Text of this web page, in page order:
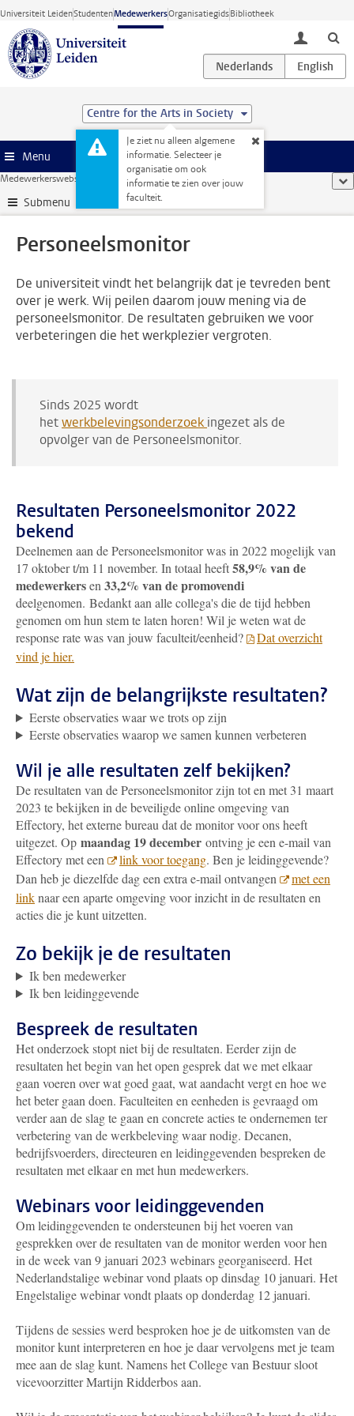
Ga direct naar de inhoud
Universiteit LeidenStudentenMedewerkersOrganisatiegidsBibliotheek
toggle
Centre for the Arts in Society
Je ziet nu alleen algemene
informatie. Selecteer je
organisatie om ook
informatie te zien over jouw
faculteit.
Menu
Medewerkerswebsite Personeelsmonitor
Submenu
Personeelsmonitor
De universiteit vindt het belangrijk dat je tevreden bent
over je werk. Wij peilen daarom jouw mening via de
personeelsmonitor. De resultaten gebruiken we voor
verbeteringen die het werkplezier vergroten.
Sinds 2025 wordt
hetwerkbelevingsonderzoek ingezet als de
opvolger van de Personeelsmonitor.
Resultaten Personeelsmonitor 2022
bekend
Deelnemen aan de Personeelsmonitor was in 2022 mogelijk van
17 oktober t/m 11 november. In totaal heeft58,9% van de
medewerkersen 33,2% van de promovendi
deelgenomen. Bedankt aan alle collega's die de tijd hebben
genomen om hun stem te laten horen! Wil je weten wat de
response rate was van jouw faculteit/eenheid?
Dat overzicht
vind je hier.
Wat zijn de belangrijkste resultaten?
Eerste observaties waar we trots op zijn
Eerste observaties waarop we samen kunnen verbeteren
Wil je alle resultaten zelf bekijken?
De resultaten van de Personeelsmonitor zijn tot en met 31 maart
2023 te bekijken in de beveiligde online omgeving van
Effectory, het externe bureau dat de monitor voor ons heeft
uitgezet. Op maandag 19 december ontving je een e-mail van
Effectory met een
link voor toegang. Ben je leidinggevende?
Dan heb je diezelfde dag een extra e-mail ontvangen
met een
linknaar een aparte omgeving voor inzicht in de resultaten en
acties die je kunt uitzetten.
Zo bekijk je de resultaten
Ik ben medewerker
Ik ben leidinggevende
Bespreek de resultaten
Het onderzoek stopt niet bij de resultaten. Eerder zijn de
resultaten het begin van het open gesprek dat we met elkaar
gaan voeren over wat goed gaat, wat aandacht vergt en hoe we
het beter gaan doen. Faculteiten en eenheden is gevraagd om
verder aan de slag te gaan en concrete acties te ondernemen ter
verbetering van de werkbeleving waar nodig. Decanen,
bedrijfsvoerders, directeuren en leidinggevenden bespreken de
resultaten met elkaar en met hun medewerkers.
Webinars voor leidinggevenden
Om leidinggevenden te ondersteunen bij het voeren van
gesprekken over de resultaten van de monitor werden voor hen
in de week van 9 januari 2023 webinars georganiseerd. Het
Nederlandstalige webinar vond plaats op dinsdag 10 januari. Het
Engelstalige webinar vondt plaats op donderdag 12 januari.
Tijdens de sessies werd besproken hoe je de uitkomsten van de
monitor kunt interpreteren en hoe je daar vervolgens met je team
mee aan de slag kunt. Namens het College van Bestuur sloot
vicevoorzitter Martijn Ridderbos aan.